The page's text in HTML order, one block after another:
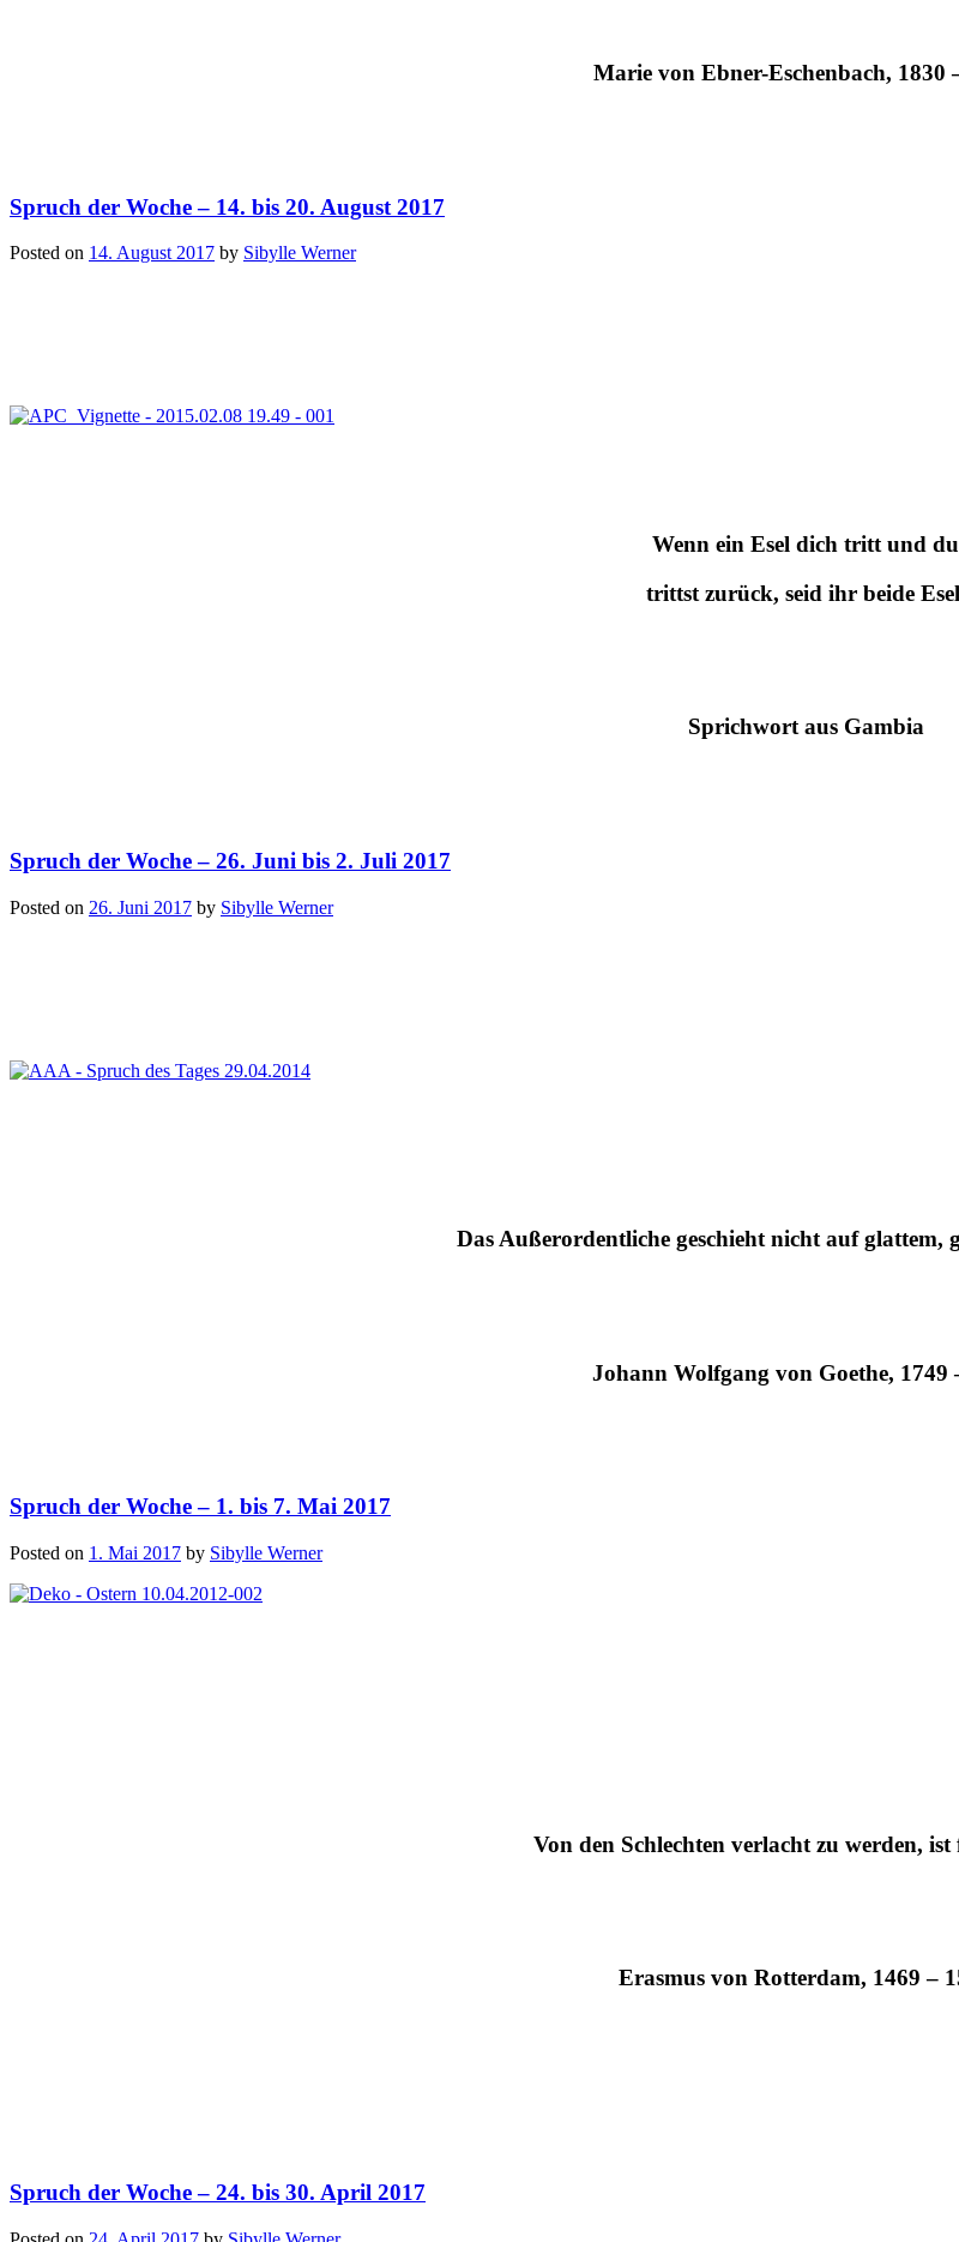
Marie von Ebner-Eschenbach, 1830
Spruch der Woche – 14. bis 20. August 2017
Posted on 14. August 2017 by Sibylle Werner
Wenn ein Esel dich tritt und du
trittst zurück, seid ihr beide
Sprichwort aus Gambia
Spruch der Woche – 26. Juni bis 2. Juli 2017
Posted on 26. Juni 2017 by Sibylle Werner
Das Außerordentliche geschieht nicht auf glattem,
Johann Wolfgang von Goethe, 1749
Spruch der Woche – 1. bis 7. Mai 2017
Posted on 1. Mai 2017 by Sibylle Werner
Von den Schlechten verlacht zu werden,
Erasmus von Rotterdam, 1469 –
Spruch der Woche – 24. bis 30. April 2017